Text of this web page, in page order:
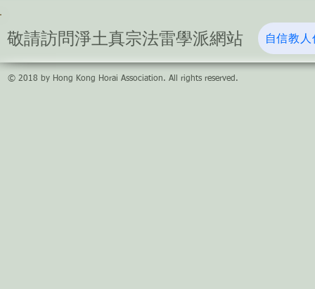
功德，此成為名號的功德。...
性。體無二
​敬請訪問淨土真宗法雷學派網站 自信教
© 2018 by Hong Kong Horai Association. All rights reserved.